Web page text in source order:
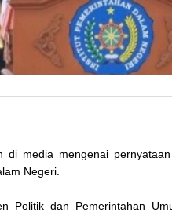
di media mengenai
Negeri.
Politik dan Pemerintahan